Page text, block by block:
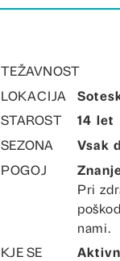
TEŽAVNOST
LOKACIJA
STAROST
14 let
SEZONA
Vsak
POGOJ
Pri
nami.
KJE SE